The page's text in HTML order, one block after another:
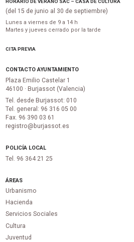
HORARIO DE VERANO SAC – CASA DE CULTURA
(del 15 de junio al 30 de septiembre)
Lunes a viernes de 9 a 14 h
Martes y jueves cerrado por la tarde
CITA PREVIA
CONTACTO AYUNTAMIENTO
Plaza Emilio Castelar 1
46100 · Burjassot (Valencia)
Tel. desde Burjassot: 010
Tel. general: 96 316 05 00
Fax. 96 390 03 61
registro@burjassot.es
POLICÍA LOCAL
Tel. 96 364 21 25
ÁREAS
Urbanismo
Hacienda
Servicios Sociales
Cultura
Juventud